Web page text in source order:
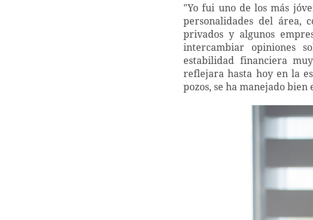
"Yo fui uno de los más
personalidades del área,
privados y algunos
intercambiar opiniones
estabilidad financiera
reflejara hasta hoy en la
pozos, se ha manejado bien